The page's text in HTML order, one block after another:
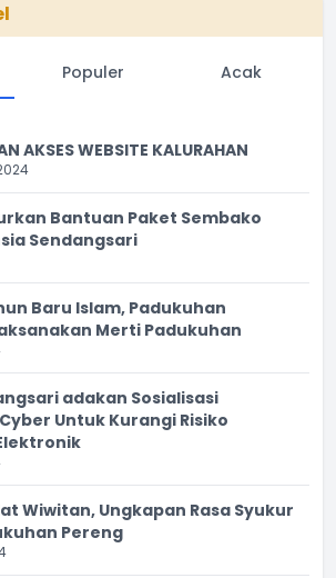
Populer Acak
AKSES WEBSITE KALURAHAN
Bantuan Paket Sembako
Sendangsari
Baru Islam, Padukuhan
Merti Padukuhan
adakan Sosialisasi
Untuk Kurangi Risiko
Wiwitan, Ungkapan Rasa Syukur
Pereng